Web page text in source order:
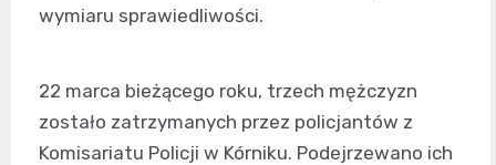
wymiaru sprawiedliwości.
22 marca bieżącego roku, trzech mężczyzn
zostało zatrzymanych przez policjantów z
Komisariatu Policji w Kórniku. Podejrzewano ich